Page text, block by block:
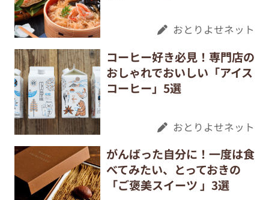
おとりよせネット
コーヒー好き必見！専門店の
おしゃれでおいしい「アイス
コーヒー」5選
おとりよせネット
がんばった自分に！一度は食
べてみたい、とっておきの
「ご褒美スイーツ 」3選